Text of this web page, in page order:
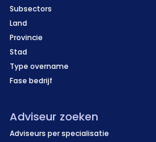
Subsectors
Land
Provincie
Stad
Type overname
Fase bedrijf
Adviseur zoeken
Adviseurs per specialisatie